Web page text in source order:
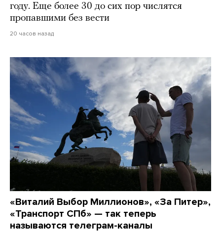
году. Еще более 30 до сих пор числятся
пропавшими без вести
20 часов назад
«Виталий Выбор Миллионов», «За Питер»,
«Транспорт СПб» — так теперь
называются телеграм-каналы